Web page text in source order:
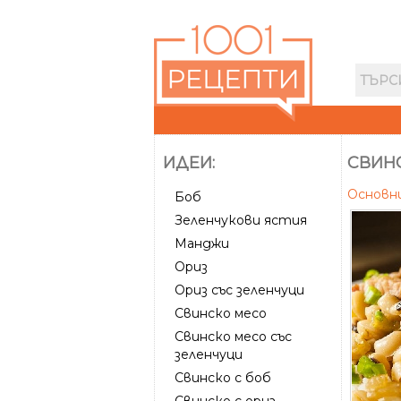
ИДЕИ:
Боб
Зеленчукови ястия
Манджи
Ориз
Ориз със зеленчуци
Свинско месо
Свинско месо със
зеленчуци
Свинско с боб